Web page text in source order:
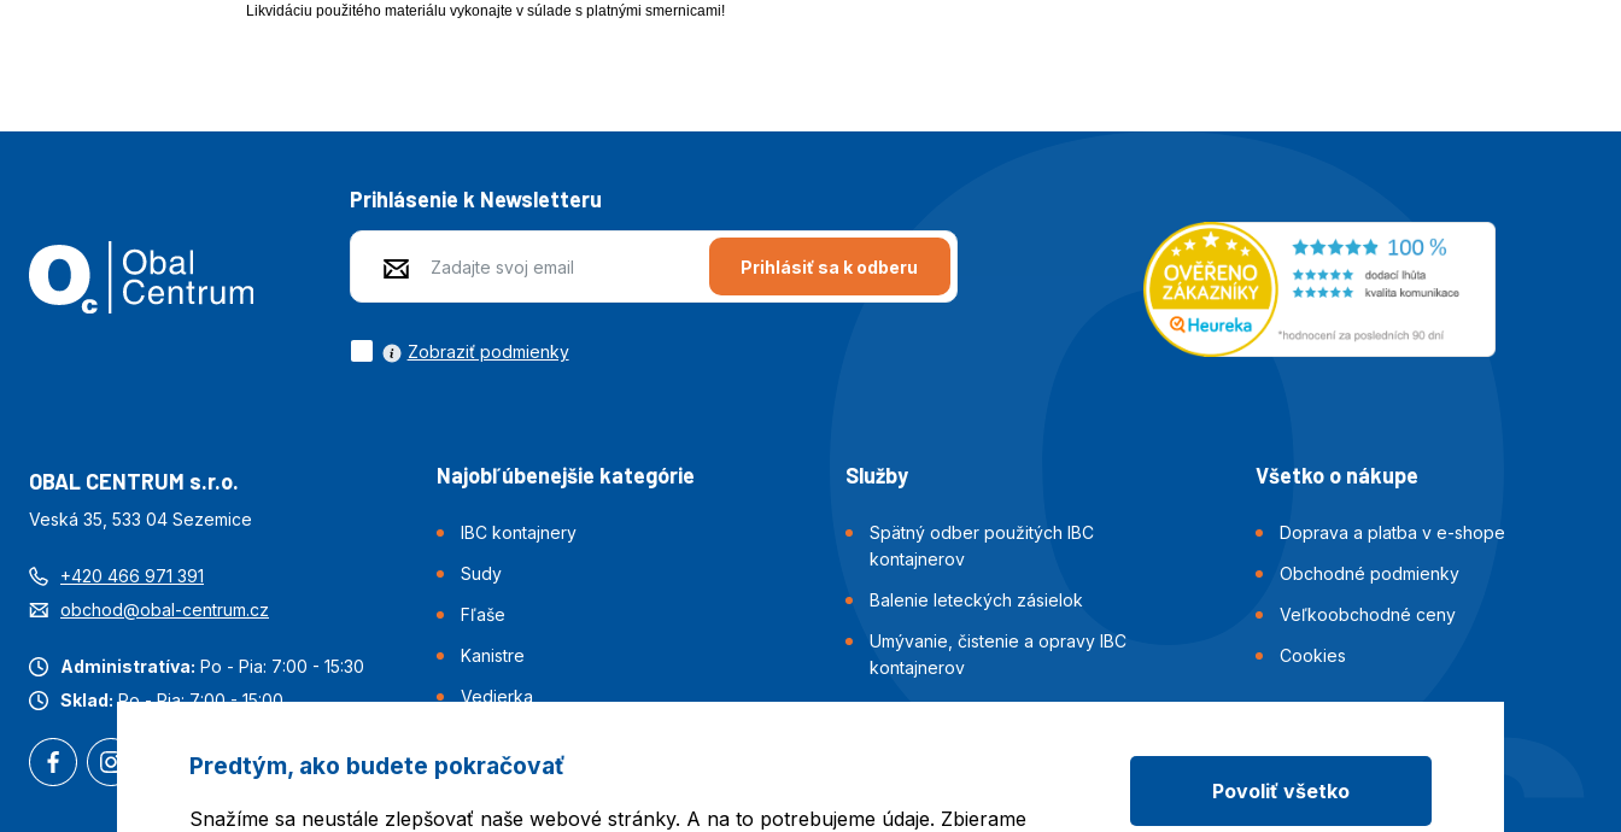
Likvidáciu použitého materiálu vykonajte v súlade s platnými smernicami!
Prihlásenie k Newsletteru
Prihlásiť sa k odberu
Zobraziť podmienky
OBAL CENTRUM s.r.o.
Veská 35, 533 04 Sezemice
+420 466 971 391
obchod@obal-centrum.cz
Administratíva: Po - Pia: 7:00 - 15:30
Sklad: Po - Pia: 7:00 - 15:00
Najobľúbenejšie kategórie
IBC kontajnery
Sudy
Fľaše
Kanistre
Vedierka
Služby
Spätný odber použitých IBC
kontajnerov
Balenie leteckých zásielok
Umývanie, čistenie a opravy IBC
kontajnerov
Inšpekcia a skúšky tesnosti IBC
Všetko o nákupe
Doprava a platba v e-shope
Obchodné podmienky
Veľkoobchodné ceny
Cookies
Predtým, ako budete pokračovať
Snažíme sa neustále zlepšovať naše webové stránky. A na to potrebujeme údaje. Zbierame
Povoliť všetko